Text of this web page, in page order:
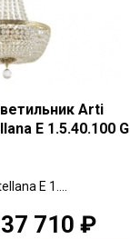
Arti
E 1.5.40.100 G
E 1....
37 710₽